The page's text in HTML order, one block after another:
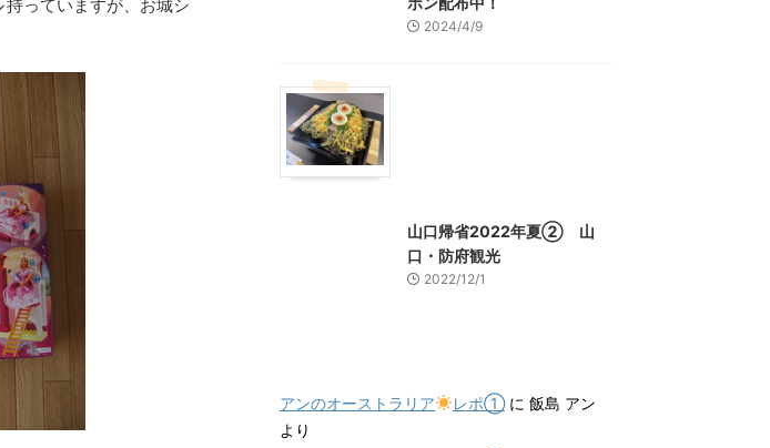
っていますが、お城シ
2024/4/9
山口帰省2022年夏② 山
口・防府観光
2022/12/1
アンのオーストラリア レポ①に 飯島 アン
より